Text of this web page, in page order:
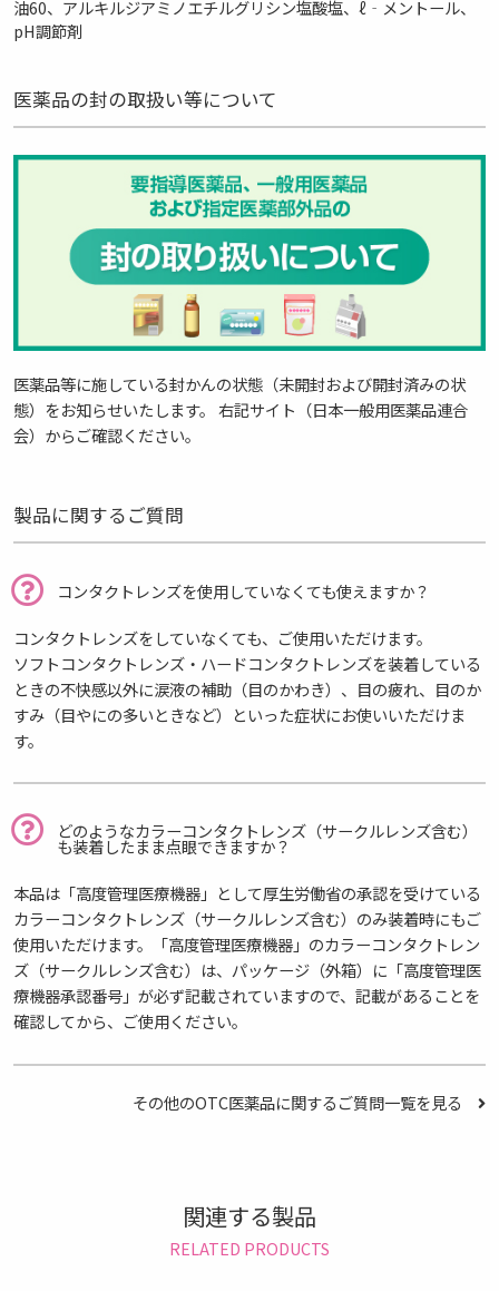
油60、アルキルジアミノエチルグリシン塩酸塩、ℓ‐メントール、
pH調節剤
医薬品の封の取扱い等について
医薬品等に施している封かんの状態（未開封および開封済みの状
態）をお知らせいたします。 右記サイト（日本一般用医薬品連合
会）からご確認ください。
製品に関するご質問
コンタクトレンズを使用していなくても使えますか？
コンタクトレンズをしていなくても、ご使用いただけます。
ソフトコンタクトレンズ・ハードコンタクトレンズを装着している
ときの不快感以外に涙液の補助（目のかわき）、目の疲れ、目のか
すみ（目やにの多いときなど）といった症状にお使いいただけま
す。
どのようなカラーコンタクトレンズ（サークルレンズ含む）
も装着したまま点眼できますか？
本品は「高度管理医療機器」として厚生労働省の承認を受けている
カラーコンタクトレンズ（サークルレンズ含む）のみ装着時にもご
使用いただけます。「高度管理医療機器」のカラーコンタクトレン
ズ（サークルレンズ含む）は、パッケージ（外箱）に「高度管理医
療機器承認番号」が必ず記載されていますので、記載があることを
確認してから、ご使用ください。
その他のOTC医薬品に関するご質問一覧を見る
関連する製品
RELATED PRODUCTS